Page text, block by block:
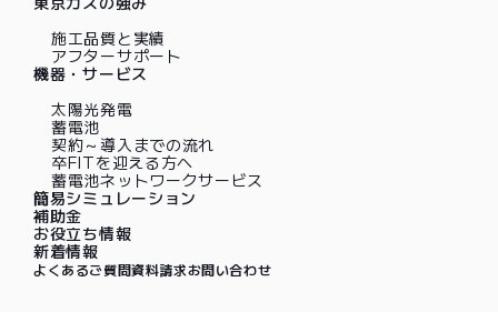
施工品質と実績
アフターサポート
機器・サービス
太陽光発電
蓄電池
契約～導入までの流れ
卒FITを迎える方へ
蓄電池ネットワークサービス
簡易シミュレーション
補助金
お役立ち情報
新着情報
よくあるご質問資料請求お問い合わせ